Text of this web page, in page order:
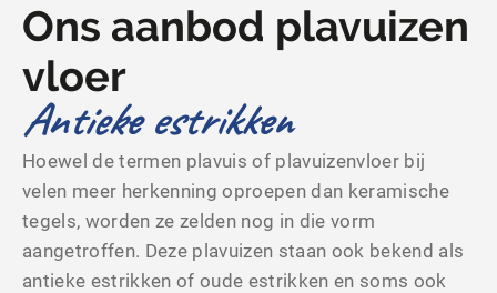
Ons aanbod plavuizen
vloer
Antieke estrikken
Hoewel de termen plavuis of plavuizenvloer bij
velen meer herkenning oproepen dan keramische
tegels, worden ze zelden nog in die vorm
aangetroffen. Deze plavuizen staan ook bekend als
antieke estrikken of oude estrikken en soms ook